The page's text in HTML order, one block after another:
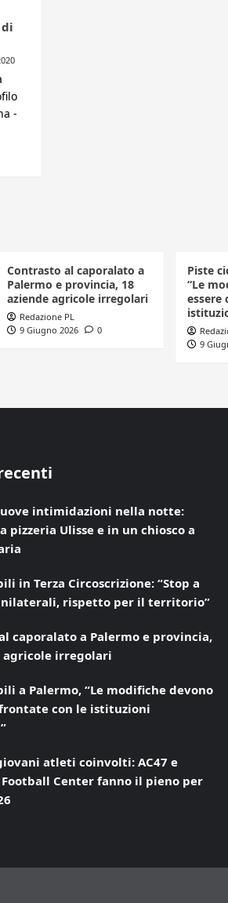
-
Contrasto al caporalato a
Palermo e provincia, 18
aziende agricole irregolari
Redazione PL
9 Giugno 2026
0
Piste
“Le
essere
9
intimidazioni nella notte:
pizzeria Ulisse e in un chiosco a
in Terza Circoscrizione: “Stop a
rispetto per il territorio”
caporalato a Palermo e provincia,
agricole irregolari
a Palermo, “Le modifiche devono
con le istituzioni
atleti coinvolti: AC47 e
Center fanno il pieno per